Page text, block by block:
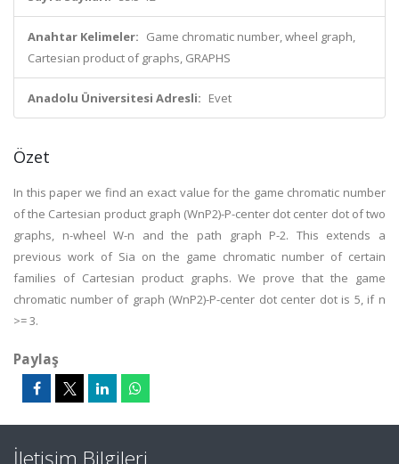
Anahtar Kelimeler: Game chromatic number, wheel graph,
Cartesian product of graphs, GRAPHS
Anadolu Üniversitesi Adresli: Evet
Özet
In this paper we find an exact value for the game chromatic number
of the Cartesian product graph (WnP2)-P-center dot center dot of two
graphs, n-wheel W-n and the path graph P-2. This extends a
previous work of Sia on the game chromatic number of certain
families of Cartesian product graphs. We prove that the game
chromatic number of graph (WnP2)-P-center dot center dot is 5, if n
>= 3.
Paylaş
İletişim Bilgileri